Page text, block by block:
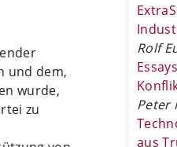
und dem,
wurde,
zu
Rolf
Peter
aus